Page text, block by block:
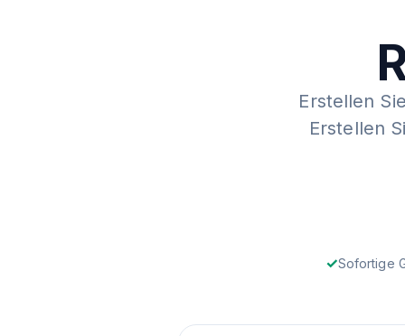
Erstellen
Erstellen
Sofortige